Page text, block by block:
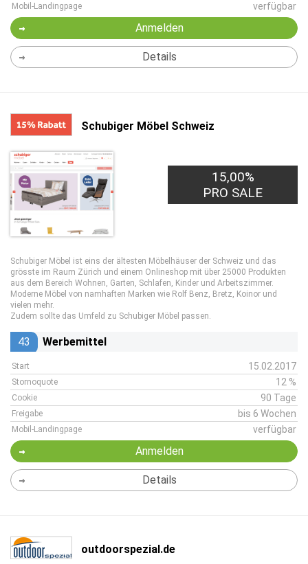
Mobil-Landingpage verfügbar
Anmelden
Details
Schubiger Möbel Schweiz
7,00€
PRO LEAD
15,00%
PRO SALE
Schubiger Möbel ist eins der ältesten Möbelhäuser der Schweiz und das
grösste im Raum Zürich und einem Onlineshop mit über 25000 Produkten
aus dem Bereich Wohnen, Garten, Schlafen, Kinder und Arbeitszimmer.
Moderne Möbel von namhaften Marken wie Rolf Benz, Bretz, Koinor und
vielen mehr.
Zudem sollte das Umfeld zu Schubiger Möbel passen.
43 Werbemittel
Start 15.02.2017
Stornoquote 12 %
Cookie 90 Tage
Freigabe bis 6 Wochen
Mobil-Landingpage verfügbar
Anmelden
Details
outdoorspezial.de